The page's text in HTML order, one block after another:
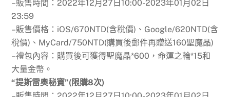
–販售時間：2022年12月27日10:00-2023年01月02日
23:59
–販售價格：iOS/670NTD(含稅價)、Google/620NTD(含
稅價)、MyCard/750NTD(購買後郵件再贈送160聖魔晶)
–禮包內容：購買後可獲得聖魔晶*600，命運之輪*15和
大量金幣。
“提斯雷奧秘寶”(限購8次)